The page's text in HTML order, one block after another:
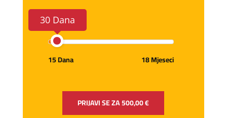
30 Dana
15 Dana 18 Mjeseci
PRIJAVI SE ZA500,00 €